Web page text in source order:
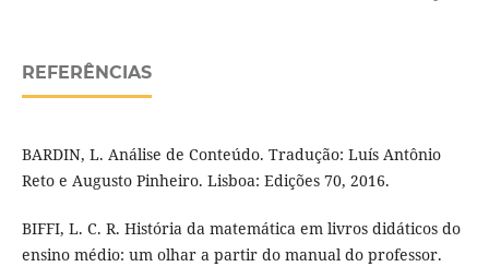
REFERÊNCIAS
BARDIN, L. Análise de Conteúdo. Tradução: Luís Antônio
Reto e Augusto Pinheiro. Lisboa: Edições 70, 2016.
BIFFI, L. C. R. História da matemática em livros didáticos do
ensino médio: um olhar a partir do manual do professor.